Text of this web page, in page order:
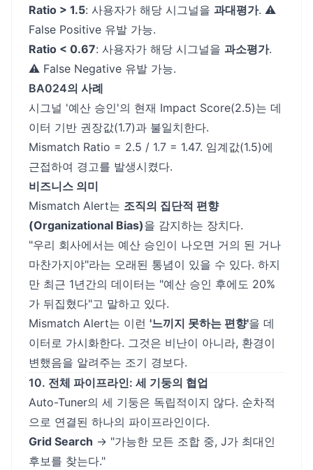
Ratio > 1.5: 사용자가 해당 시그널을 과대평가. ⚠️
False Positive 유발 가능.
Ratio < 0.67: 사용자가 해당 시그널을 과소평가.
⚠️ False Negative 유발 가능.
BA024의 사례
시그널 '예산 승인'의 현재 Impact Score(2.5)는 데
이터 기반 권장값(1.7)과 불일치한다.
Mismatch Ratio = 2.5 / 1.7 = 1.47. 임계값(1.5)에
근접하여 경고를 발생시켰다.
비즈니스 의미
Mismatch Alert는 조직의 집단적 편향
(Organizational Bias)을 감지하는 장치다.
"우리 회사에서는 예산 승인이 나오면 거의 된 거나
마찬가지야"라는 오래된 통념이 있을 수 있다. 하지
만 최근 1년간의 데이터는 "예산 승인 후에도 20%
가 뒤집혔다"고 말하고 있다.
Mismatch Alert는 이런 '느끼지 못하는 편향'을 데
이터로 가시화한다. 그것은 비난이 아니라, 환경이
변했음을 알려주는 조기 경보다.
10. 전체 파이프라인: 세 기둥의 협업
Auto-Tuner의 세 기둥은 독립적이지 않다. 순차적
으로 연결된 하나의 파이프라인이다.
Grid Search → "가능한 모든 조합 중, J가 최대인
후보를 찾는다."